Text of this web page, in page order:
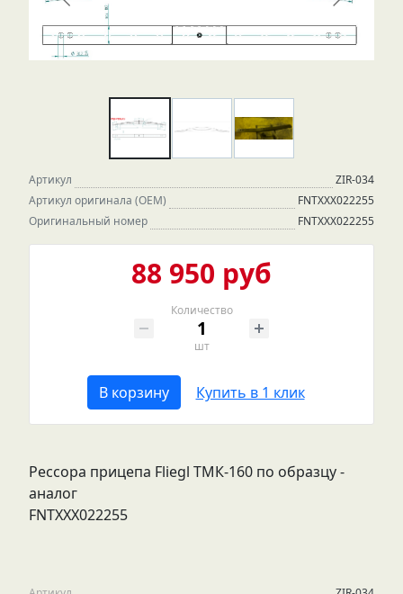
Артикул
ZIR-034
Артикул оригинала (OEM)
FNTXXX022255
Оригинальный номер
FNTXXX022255
88 950 руб
Количество
шт
В корзину Купить в 1 клик
Рессора прицепа Fliegl ТМК-160 по образцу -
аналог
FNTXXX022255